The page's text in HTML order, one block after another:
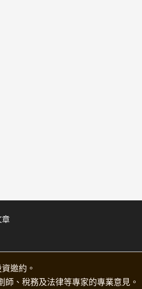
章
邀約。
、稅務及法律等專家的專業意見。